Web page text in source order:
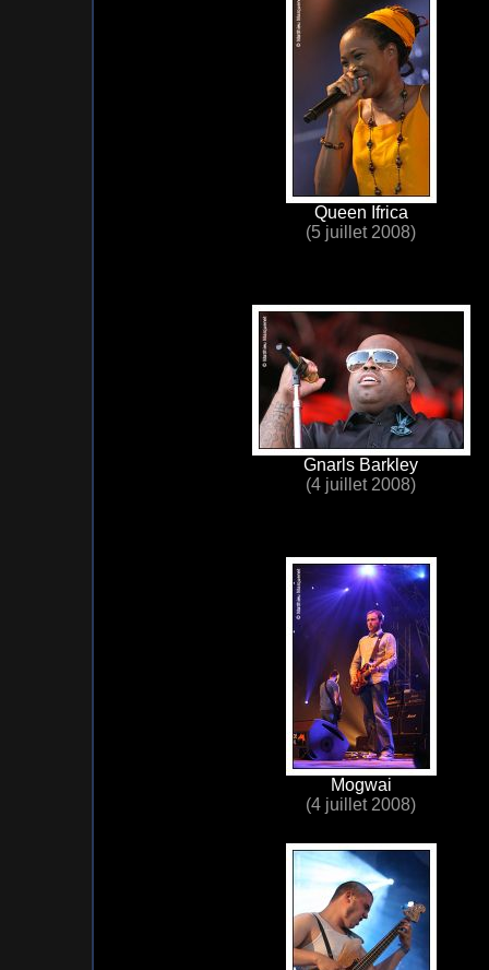
Queen Ifrica
(5 juillet 2008)
Gnarls Barkley
(4 juillet 2008)
Mogwai
(4 juillet 2008)